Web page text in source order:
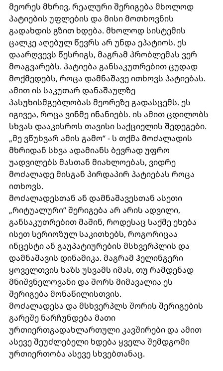
მეორეს მხრივ, რეალური შერიგება მხოლოდ
პატიების უფლების და მისი მოთხოვნის
გადახდის გზით ხდება. მხოლოდ სისტემის
ცალკე აღებულ წევრს არ უნდა ეპატიოს. ეს
დაარღვევს წესრიგს, მაგრამ პრობლემას ვერ
მოაგვარებს. პატიება განსაკუთრებით ცუდად
მოქმედებს, როცა დამნაშავე ითხოვს პატიებას.
ამით ის საკუთარ დანაშაულზე
პასუხისმგებლობას მეორეზე გადასცემს. ეს
იგივეა, როცა ვინმე ინანიებს. ის ამით ცდილობს
სხვას დააკისროს თავისი საქციელის შედეგები.
„მე ვწუხვარ ამის გამო“ - ს თქმა მოძალადის
მხრიდან სხვა ადამიანს ბევრად უფრო
უადვილებს მასთან მიახლოებას, ვიდრე
მოძალადე მისგან პირდაპირ პატიებას როცა
ითხოვს.
მოძალადესთან ან დამნაშავესთან ასეთი
„რიტუალური“ შერიგება არ არის ადვილი,
განსაკუთრებით მაშინ, როდესაც საქმე ეხება
ისეთ სერიოზულ საკითხებს, როგორიცაა
ინცესტი ან გაუპატიურების მსხვერპლის და
დამნაშავის დინამიკა. მაგრამ ჰელინგერი
ყოველთვის ხაზს უსვამს იმას, თუ რამდენად
მნიშვნელოვანი და შორს მიმავალია ეს
შერიგება მონაწილისთვის.
მოძალადესა და მსხვერპლს შორის შერიგების
გარეშე ნარჩუნდება მათი
ურთიერთგადახლართული კავშირები და ამით
ასევე შეუძლებელი ხდება ყველა შემდგომი
ურთიერთობა ასევე სხვებთანაც.